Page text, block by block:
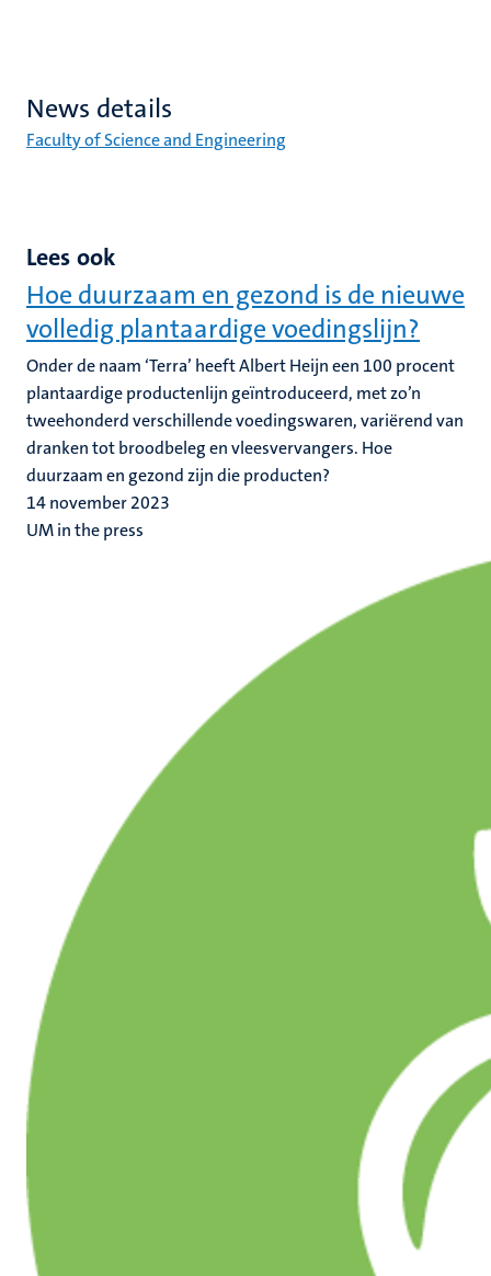
News details
Faculty of Science and Engineering
Lees ook
Hoe duurzaam en gezond is de nieuwe
volledig plantaardige voedingslijn?
Onder de naam ‘Terra’ heeft Albert Heijn een 100 procent
plantaardige productenlijn geïntroduceerd, met zo’n
tweehonderd verschillende voedingswaren, variërend van
dranken tot broodbeleg en vleesvervangers. Hoe
duurzaam en gezond zijn die producten?
14 november 2023
UM in the press